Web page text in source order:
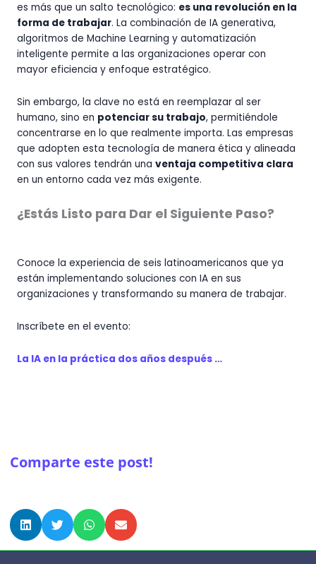
es más que un salto tecnológico: es una revolución en la
forma de trabajar. La combinación de IA generativa,
algoritmos de Machine Learning y automatización
inteligente permite a las organizaciones operar con
mayor eficiencia y enfoque estratégico.
Sin embargo, la clave no está en reemplazar al ser
humano, sino en potenciar su trabajo, permitiéndole
concentrarse en lo que realmente importa. Las empresas
que adopten esta tecnología de manera ética y alineada
con sus valores tendrán una ventaja competitiva clara
en un entorno cada vez más exigente.
¿Estás Listo para Dar el Siguiente Paso?
Conoce la experiencia de seis latinoamericanos que ya
están implementando soluciones con IA en sus
organizaciones y transformando su manera de trabajar.
Inscríbete en el evento:
La IA en la práctica dos años después …
Comparte este post!